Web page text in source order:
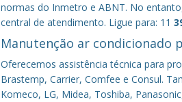
normas do Inmetro e ABNT. No
central de atendimento. Ligue para: 11
Manutenção ar condicionado
Oferecemos assistência técnica para
Brastemp, Carrier, Comfee e Consul.
Komeco, LG, Midea, Toshiba,